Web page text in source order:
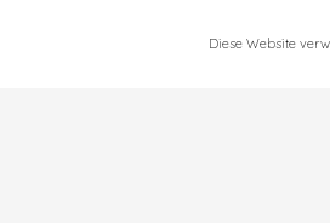
Diese Website